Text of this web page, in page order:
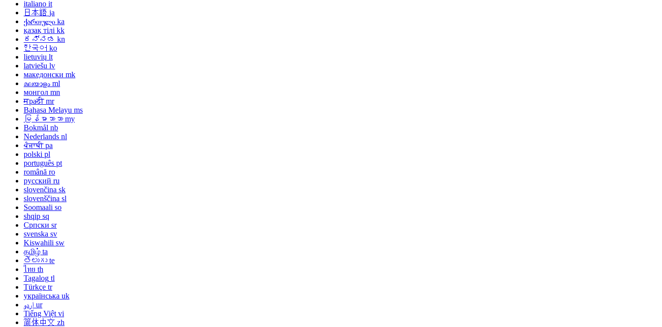
italiano it
日本語 ja
ქართული ka
қазақ тілі kk
ಕನ್ನಡ kn
한국어 ko
lietuvių lt
latviešu lv
македонски mk
മലയാളം ml
монгол mn
मраठी mr
Bahasa Melayu ms
မြန်မာဘာသာ my
Bokmål nb
Nederlands nl
ਪੰਜਾਬੀ pa
polski pl
português pt
română ro
русский ru
slovenčina sk
slovenščina sl
Soomaali so
shqip sq
Српски sr
svenska sv
Kiswahili sw
தமிழ் ta
తెలుగు te
ไทย th
Tagalog tl
Türkçe tr
українська uk
اردو ur
Tiếng Việt vi
简体中文 zh